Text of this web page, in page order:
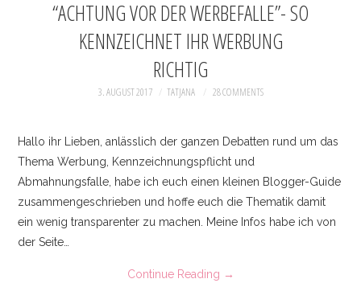
“ACHTUNG VOR DER WERBEFALLE”- SO
KENNZEICHNET IHR WERBUNG
RICHTIG
3. AUGUST 2017 TATJANA 28 COMMENTS
Hallo ihr Lieben, anlässlich der ganzen Debatten rund um das
Thema Werbung, Kennzeichnungspflicht und
Abmahnungsfalle, habe ich euch einen kleinen Blogger-Guide
zusammengeschrieben und hoffe euch die Thematik damit
ein wenig transparenter zu machen. Meine Infos habe ich von
der Seite…
Continue Reading →